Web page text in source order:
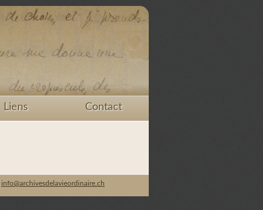
Liens Contact
info@archivesdelavieordinaire.ch